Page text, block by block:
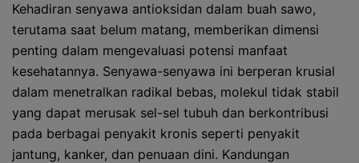
Kehadiran senyawa antioksidan dalam buah sawo,
terutama saat belum matang, memberikan dimensi
penting dalam mengevaluasi potensi manfaat
kesehatannya. Senyawa-senyawa ini berperan krusial
dalam menetralkan radikal bebas, molekul tidak stabil
yang dapat merusak sel-sel tubuh dan berkontribusi
pada berbagai penyakit kronis seperti penyakit
jantung, kanker, dan penuaan dini. Kandungan